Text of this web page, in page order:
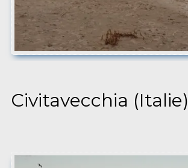
Civitavecchia (Italie)